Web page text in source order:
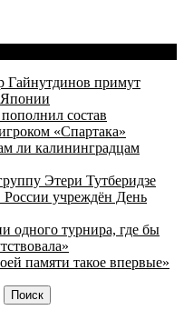
Гайнутдинов примут
Японии
состав
«Спартака»
ли калининградцам
Этери Тутберидзе
учреждён День
одного турнира, где бы
памяти такое впервые»